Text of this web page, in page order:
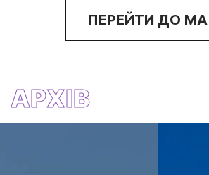
ПЕРЕЙТИ ДО
АРХІВ